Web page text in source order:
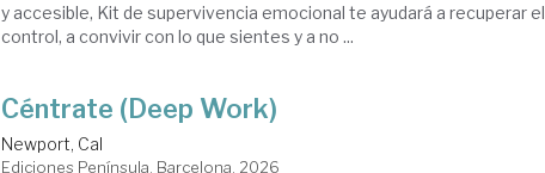
y accesible, Kit de supervivencia emocional te ayudará a recuperar el
control, a convivir con lo que sientes y a no ...
Céntrate (Deep Work)
Newport, Cal
Ediciones Península. Barcelona, 2026